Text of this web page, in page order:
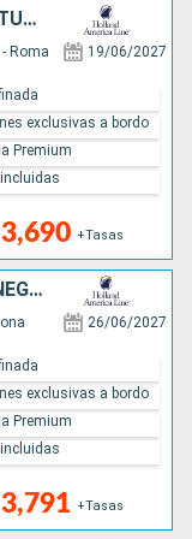
ITALIA, FRANCIA, ESPAÑA, MALTA, TURQUÍA, MONTENEGRO, GRECIA
Roma 19/06/2027
+Tasas
exclusivas a bordo
Premium
MALTA, GRECIA, TURQUÍA, MONTENEGRO, ITALIA, FRANCIA, ESPAÑA
26/06/2027
+Tasas
exclusivas a bordo
Premium